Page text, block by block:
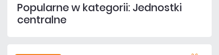
Popularne w kategorii: Jednostki
centralne